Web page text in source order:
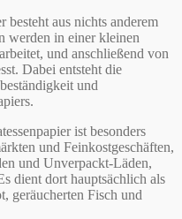
aus nichts anderem
werden in einer kleinen
und anschließend von
Dabei entsteht die
und
ist besonders
und Feinkostgeschäften,
und Unverpackt-Läden,
dient dort hauptsächlich als
geräucherten Fisch und